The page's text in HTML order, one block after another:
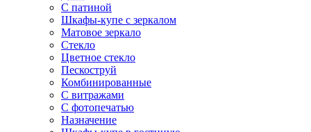
С патиной
Шкафы-купе с зеркалом
Матовое зеркало
Стекло
Цветное стекло
Пескоструй
Комбинированные
С витражами
С фотопечатью
Назначение